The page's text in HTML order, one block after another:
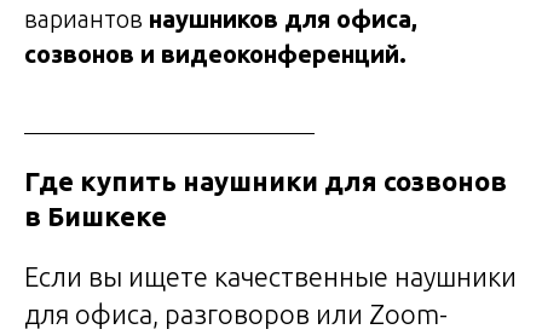
вариантов наушников для офиса,
созвонов и видеоконференций.
Где купить наушники для созвонов
в Бишкеке
Если вы ищете качественные наушники
для офиса, разговоров или Zoom-